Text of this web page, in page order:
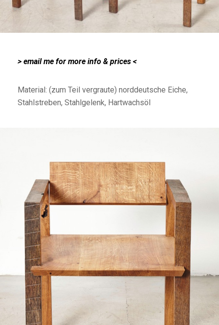
> email me for more info & prices <
Material: (zum Teil vergraute) norddeutsche Eiche,
Stahlstreben, Stahlgelenk, Hartwachsöl